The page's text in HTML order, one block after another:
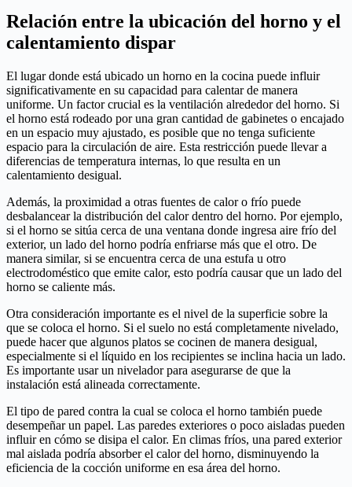
Relación entre la ubicación del horno y el
calentamiento dispar
El lugar donde está ubicado un horno en la cocina puede influir
significativamente en su capacidad para calentar de manera
uniforme. Un factor crucial es la ventilación alrededor del horno. Si
el horno está rodeado por una gran cantidad de gabinetes o encajado
en un espacio muy ajustado, es posible que no tenga suficiente
espacio para la circulación de aire. Esta restricción puede llevar a
diferencias de temperatura internas, lo que resulta en un
calentamiento desigual.
Además, la proximidad a otras fuentes de calor o frío puede
desbalancear la distribución del calor dentro del horno. Por ejemplo,
si el horno se sitúa cerca de una ventana donde ingresa aire frío del
exterior, un lado del horno podría enfriarse más que el otro. De
manera similar, si se encuentra cerca de una estufa u otro
electrodoméstico que emite calor, esto podría causar que un lado del
horno se caliente más.
Otra consideración importante es el nivel de la superficie sobre la
que se coloca el horno. Si el suelo no está completamente nivelado,
puede hacer que algunos platos se cocinen de manera desigual,
especialmente si el líquido en los recipientes se inclina hacia un lado.
Es importante usar un nivelador para asegurarse de que la
instalación está alineada correctamente.
El tipo de pared contra la cual se coloca el horno también puede
desempeñar un papel. Las paredes exteriores o poco aisladas pueden
influir en cómo se disipa el calor. En climas fríos, una pared exterior
mal aislada podría absorber el calor del horno, disminuyendo la
eficiencia de la cocción uniforme en esa área del horno.